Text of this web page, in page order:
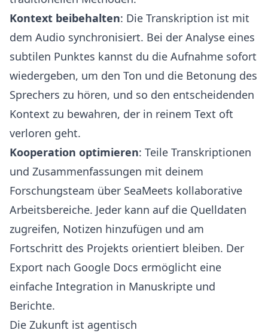
Kontext beibehalten: Die Transkription ist mit
dem Audio synchronisiert. Bei der Analyse eines
subtilen Punktes kannst du die Aufnahme sofort
wiedergeben, um den Ton und die Betonung des
Sprechers zu hören, und so den entscheidenden
Kontext zu bewahren, der in reinem Text oft
verloren geht.
Kooperation optimieren: Teile Transkriptionen
und Zusammenfassungen mit deinem
Forschungsteam über SeaMeets kollaborative
Arbeitsbereiche. Jeder kann auf die Quelldaten
zugreifen, Notizen hinzufügen und am
Fortschritt des Projekts orientiert bleiben. Der
Export nach Google Docs ermöglicht eine
einfache Integration in Manuskripte und
Berichte.
Die Zukunft ist agentisch